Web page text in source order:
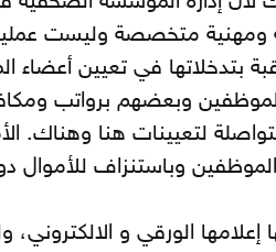
ومهنية متخصصة وليست
بتدخلاتها في تعيين أعضاء
والموظفين وبعضهم برواتب
لتعيينات هنا وهناك.
وباستنزاف
الورقي و الالكتروني،